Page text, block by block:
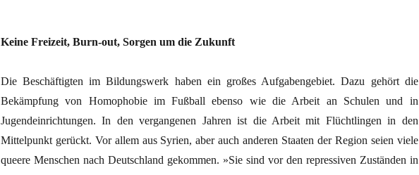
Keine Freizeit, Burn-out, Sorgen um die Zukunft
Die Beschäftigten im Bildungswerk haben ein großes Aufgabengebiet. Dazu gehört die
Bekämpfung von Homophobie im Fußball ebenso wie die Arbeit an Schulen und in
Jugendeinrichtungen. In den vergangenen Jahren ist die Arbeit mit Flüchtlingen in den
Mittelpunkt gerückt. Vor allem aus Syrien, aber auch anderen Staaten der Region seien viele
queere Menschen nach Deutschland gekommen. »Sie sind vor den repressiven Zuständen in